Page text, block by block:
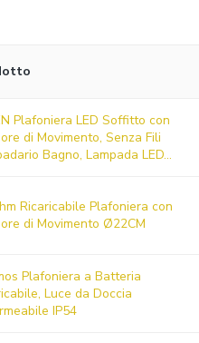
Plafoniera LED Soffitto con
di Movimento, Senza Fili
Bagno, Lampada LED...
Ricaricabile Plafoniera con
di Movimento Ø22CM
Plafoniera a Batteria
Luce da Doccia
IP54